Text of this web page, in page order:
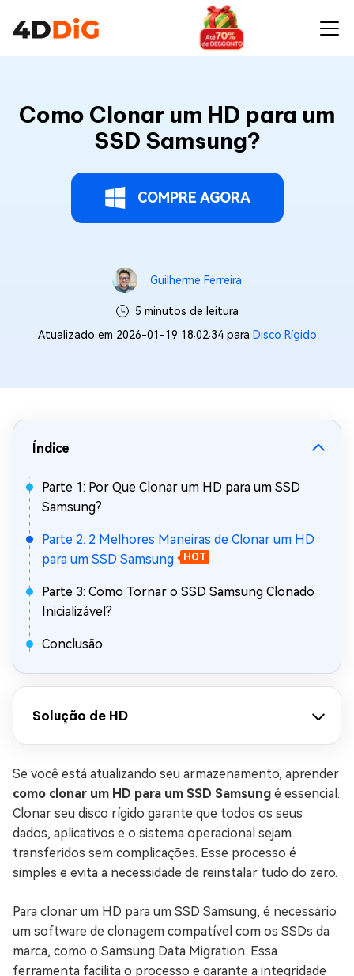
Como Clonar um HD para um
SSD Samsung?
COMPRE AGORA
Guilherme Ferreira
5 minutos de leitura
Atualizado em 2026-01-19 18:02:34 para Disco Rígido
Índice
Parte 1: Por Que Clonar um HD para um SSD
Samsung?
Parte 2: 2 Melhores Maneiras de Clonar um HD
para um SSD Samsung
HOT
Parte 3: Como Tornar o SSD Samsung Clonado
Inicializável?
Conclusão
Solução de HD
Se você está atualizando seu armazenamento, aprender
como clonar um HD para um SSD Samsung é essencial.
Clonar seu disco rígido garante que todos os seus
dados, aplicativos e o sistema operacional sejam
transferidos sem complicações. Esse processo é
simples e evita a necessidade de reinstalar tudo do zero.
Para clonar um HD para um SSD Samsung, é necessário
um software de clonagem compatível com os SSDs da
marca, como o Samsung Data Migration. Essa
ferramenta facilita o processo e garante a integridade